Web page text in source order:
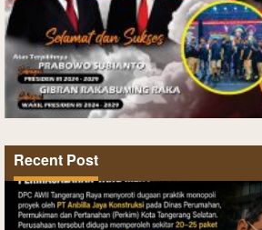
Recent Post